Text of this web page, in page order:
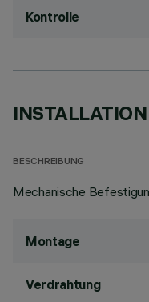
Kontrolle
INSTALLATION
BESCHREIBUNG
Mechanische
Montage
Verdrahtung